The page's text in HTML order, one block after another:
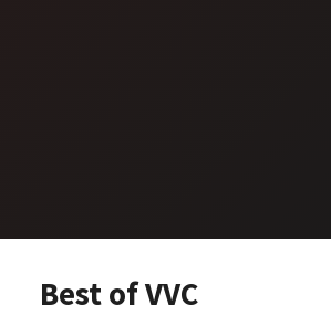
Best of VVC